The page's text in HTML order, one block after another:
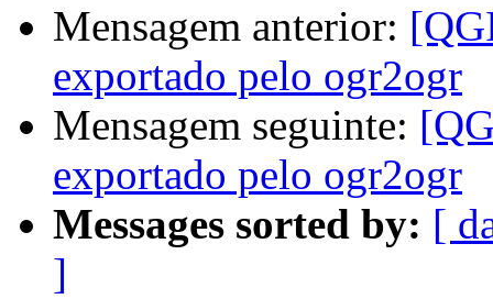
Mensagem anterior:
exportado pelo ogr2ogr
Mensagem seguinte:
exportado pelo ogr2ogr
Messages sorted by: [
]